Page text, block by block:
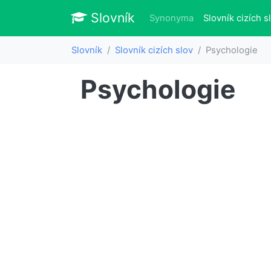
Slovník Slovník
Synonyma Slovník cizích
Slovník Slovník cizích slov Psychologie
Psychologie